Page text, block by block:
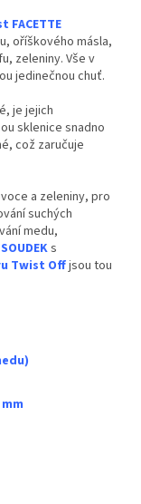
FACETTE
oříškového másla,
zeleniny. Vše v
jedinečnou chuť.
je jejich
sklenice snadno
což zaručuje
a zeleniny, pro
suchých
medu,
s
Twist Offjsou tou